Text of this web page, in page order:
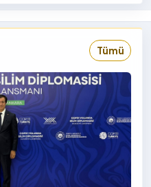
Tümü